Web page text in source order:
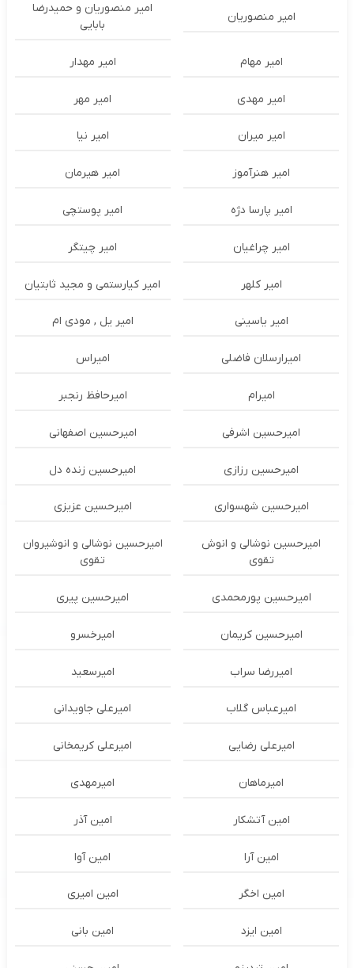
امیر منصوریان
امیر منصوریان و حمیدرضا
بابایی
امیر مهام امیر مهدار
امیر مهدی امیر مهر
امیر میران امیر نیا
امیر هنرآموز امیر هیرمان
امیر پارسا دژه امیر پوستچی
امیر چراغیان امیر چیتگر
امیر کلهر امیر کیارستمی و مجید ثابتیان
امیر یاسینی امیر یل , مودی ام
امیرارسلان فاضلی امیراس
امیرام امیرحافظ رنجبر
امیرحسین اشرفی امیرحسین اصفهانی
امیرحسین رزازی امیرحسین زنده دل
امیرحسین شهسواری امیرحسین عزیزی
امیرحسین نوشالی و انوش
تقوی
امیرحسین نوشالی و انوشیروان
تقوی
امیرحسین پورمحمدی امیرحسین پیری
امیرحسین کریمان امیرخسرو
امیررضا سراب امیرسعید
امیرعباس گلاب امیرعلی جاویدانی
امیرعلی رضایی امیرعلی کریمخانی
امیرماهان امیرمهدی
امین آتشکار امین آذر
امین آرا امین آوا
امین اخگر امین امیری
امین ایزد امین بانی